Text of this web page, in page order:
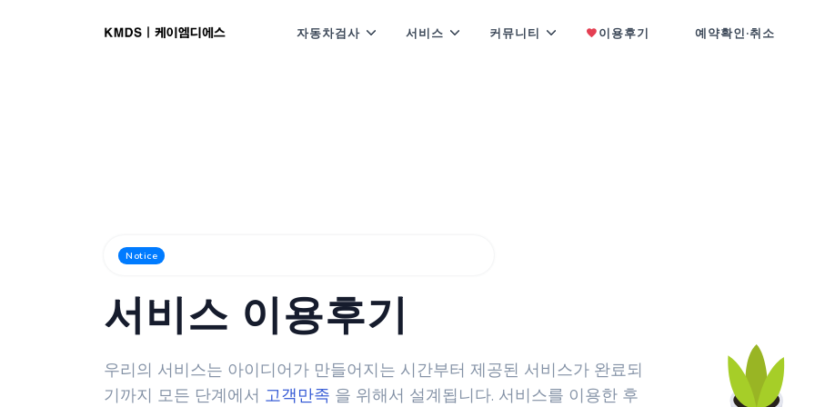
자동차검사 서비스 커뮤니티 이용후기 예약확인·취소
Notice
서비스 이용후기
우리의 서비스는 아이디어가 만들어지는 시간부터 제공된 서비스가 완료되
기까지 모든 단계에서 고객만족 을 위해서 설계됩니다. 서비스를 이용한 후